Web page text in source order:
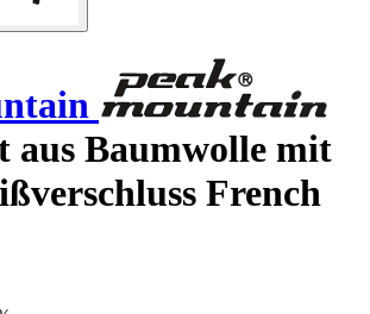
aus Baumwolle mit
French